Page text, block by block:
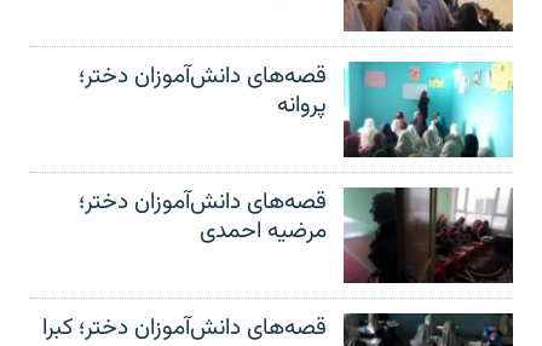
قصه‌های دانش‌آموزان دختر؛
پروانه
قصه‌های دانش‌آموزان دختر؛
مرضیه احمدی
قصه‌های دانش‌آموزان دختر؛ کبرا